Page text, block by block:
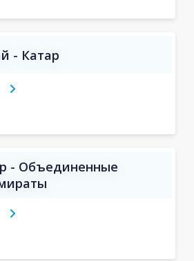
- Катар
- Объединенные